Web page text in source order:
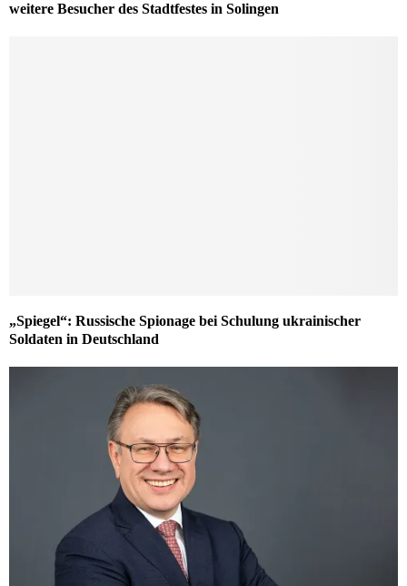
weitere Besucher des Stadtfestes in Solingen
„Spiegel“: Russische Spionage bei Schulung ukrainischer
Soldaten in Deutschland